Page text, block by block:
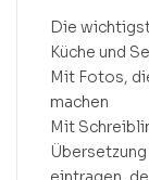
Die
Küche und
Mit Fotos,
machen
Mit